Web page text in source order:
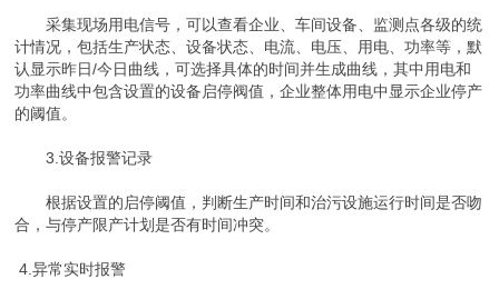
采集现场用电信号，可以查看企业、车间设备、监测点各级的统
计情况，包括生产状态、设备状态、电流、电压、用电、功率等，默
认显示昨日/今日曲线，可选择具体的时间并生成曲线，其中用电和
功率曲线中包含设置的设备启停阀值，企业整体用电中显示企业停产
的阈值。
3.设备报警记录
根据设置的启停阈值，判断生产时间和治污设施运行时间是否吻
合，与停产限产计划是否有时间冲突。
4.异常实时报警